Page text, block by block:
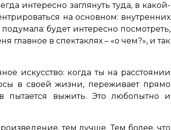
интересно заглянуть туда, в какой-
на основном: внутренних
будет интересно посмотреть,
главное в спектаклях – «о чем?», и так
искусство: когда ты на расстоянии
в своей жизни, переживает прямо
пытается выжить. Это любопытно и
тем лучше. Тем более, что